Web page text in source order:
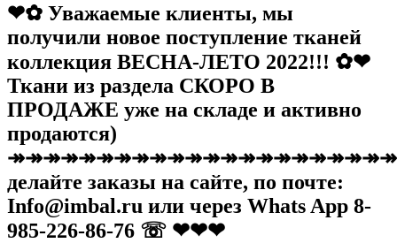
❤✿ Уважаемые клиенты, мы
получили новое поступление тканей
коллекция ВЕСНА-ЛЕТО 2022!!! ✿❤
Ткани из раздела СКОРО В
ПРОДАЖЕ уже на складе и активно
продаются)
делайте заказы на сайте, по почте:
Info@imbal.ru или через Whats App 8-
985-226-86-76 ☏ ❤❤❤